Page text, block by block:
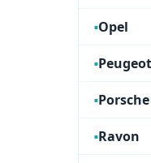
Opel
Peugeot
Porsche
Ravon